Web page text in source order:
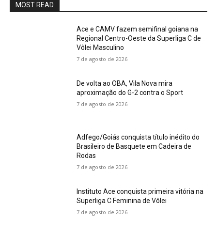
MOST READ
Ace e CAMV fazem semifinal goiana na
Regional Centro-Oeste da Superliga C de
Vôlei Masculino
7 de agosto de 2026
De volta ao OBA, Vila Nova mira
aproximação do G-2 contra o Sport
7 de agosto de 2026
Adfego/Goiás conquista título inédito do
Brasileiro de Basquete em Cadeira de
Rodas
7 de agosto de 2026
Instituto Ace conquista primeira vitória na
Superliga C Feminina de Vôlei
7 de agosto de 2026